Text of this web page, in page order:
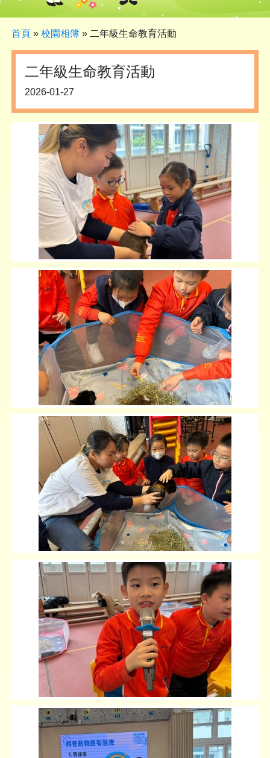
首頁 » 校園相簿 » 二年級生命教育活動
二年級生命教育活動
2026-01-27